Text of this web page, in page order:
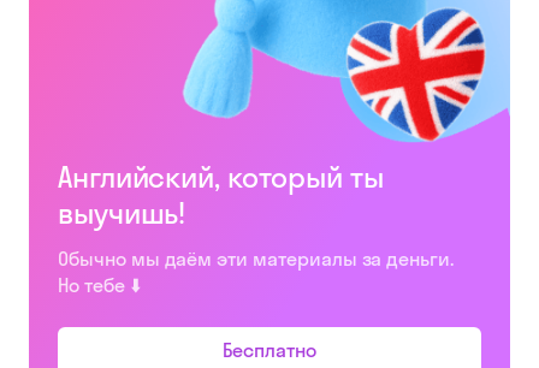
Английский, который ты
выучишь!
Обычно мы даём эти материалы за деньги.
Но тебе ⬇️
Бесплатно